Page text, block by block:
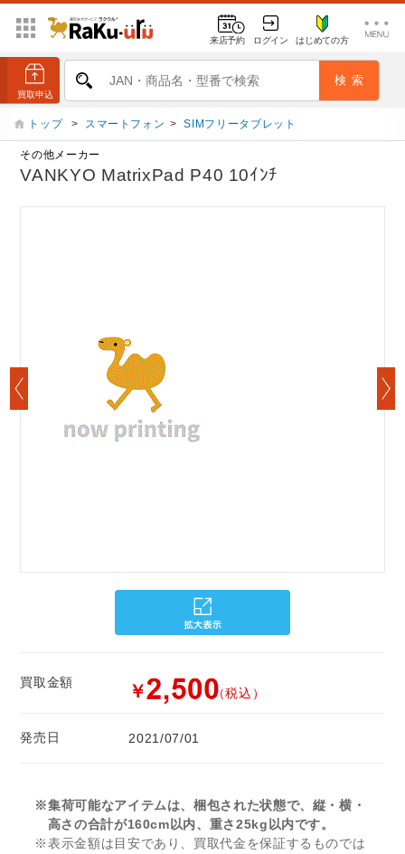
来店予約 ログイン はじめての方
トップ > スマートフォン > SIMフリータブレット
その他メーカー
VANKYO MatrixPad P40 10ｲﾝﾁ
買取金額 ￥ （税込）
発売日 2021/07/01
※集荷可能なアイテムは、梱包された状態で、縦・横・
高さの合計が160cm以内、重さ25kg以内です。
※表示金額は目安であり、買取代金を保証するものでは